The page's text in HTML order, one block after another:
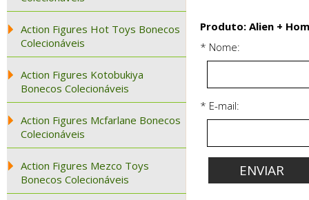
Action Figures Hot Toys Bonecos
Colecionáveis
Action Figures Kotobukiya
Bonecos Colecionáveis
Action Figures Mcfarlane Bonecos
Colecionáveis
Action Figures Mezco Toys
Bonecos Colecionáveis
Produto: Alien +
* Nome:
* E-mail: